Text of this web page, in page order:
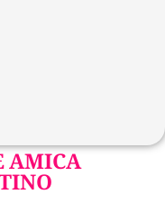
AMICA